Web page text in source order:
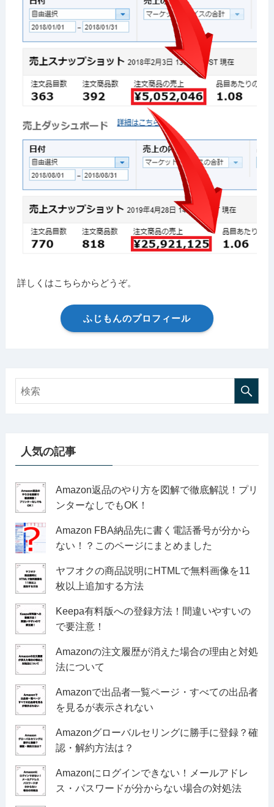
詳しくはこちらからどうぞ。
ふじもんのプロフィール
人気の記事
Amazon返品のやり方を図解で徹底解説！プリ
ンターなしでもOK！
Amazon FBA納品先に書く電話番号が分から
ない！？このページにまとめました
ヤフオクの商品説明にHTMLで無料画像を11
枚以上追加する方法
Keepa有料版への登録方法！間違いやすいの
で要注意！
Amazonの注文履歴が消えた場合の理由と対処
法について
Amazonで出品者一覧ページ・すべての出品者
を見るが表示されない
Amazonグローバルセリングに勝手に登録？確
認・解約方法は？
Amazonにログインできない！メールアドレ
ス・パスワードが分からない場合の対処法